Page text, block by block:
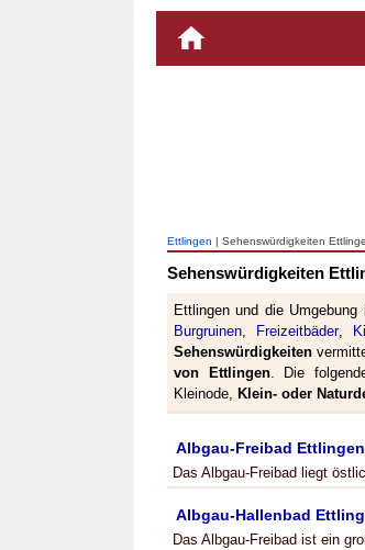
Ettlingen | Sehenswürdigkeiten
Sehenswürdigkeiten
Ettlingen und die
Burgruinen, Freizeitbäder,
Sehenswürdigkeiten
von Ettlingen. Die
Kleinode, Klein- oder
Albgau-Freibad Ettlingen
Das Albgau-Freibad liegt
Albgau-Hallenbad
Das Albgau-Freibad ist ein